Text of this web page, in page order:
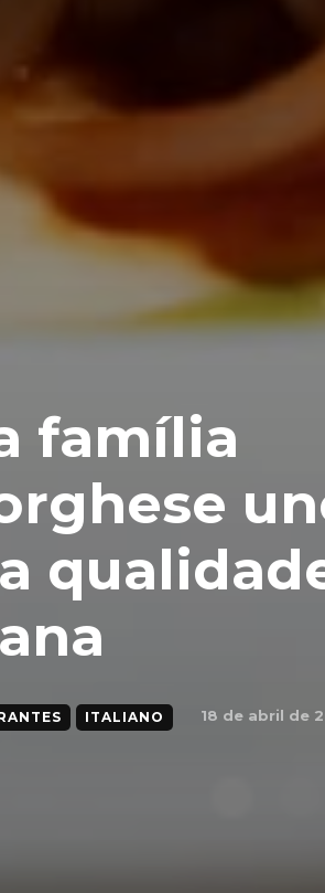
família
ITALIANO 18 de abril de